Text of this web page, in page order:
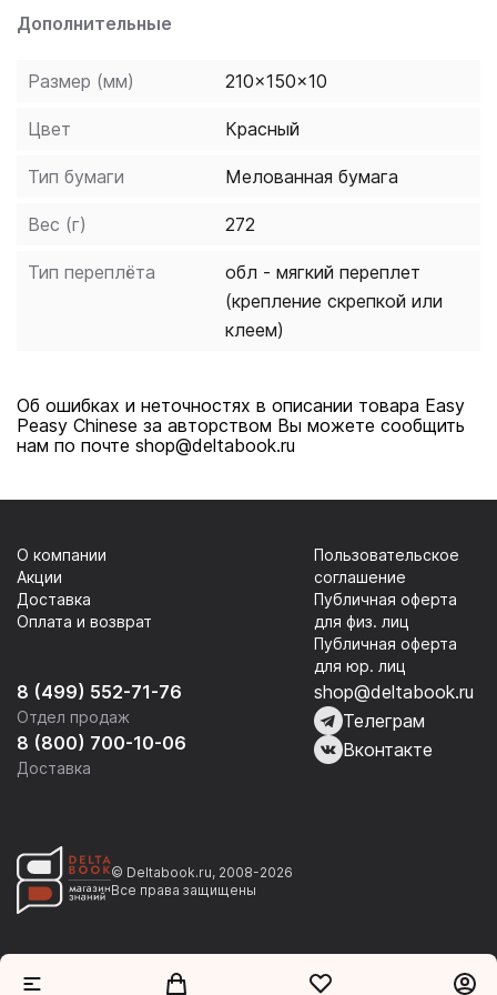
name, haggle over shop prices, and learn all about the
used to spell out Chinese characters using Roman
including more than 200 of the most frequently used
Chinese characters. Bold illustrations and photographs,
process of learning fun and accessible. There is no
Дополнительные
Размер (мм) 210x150x10
Цвет Красный
Тип бумаги Мелованная бумага
Вес (г) 272
Тип переплёта
обл - мягкий переплет
(крепление скрепкой или
клеем)
Об ошибках и неточностях в описании товара Easy
Peasy Chinese за авторством Вы можете сообщить
нам по почте shop@deltabook.ru
8 (499) 552-71-76
Отдел продаж
8 (800) 700-10-06
Доставка
О компании
Акции
Доставка
Оплата и возврат
Пользовательское
соглашение
Публичная оферта
для физ. лиц
Публичная оферта
для юр. лиц
shop@deltabook.ru
Телеграм
Вконтакте
© Deltabook.ru, 2008-2026
Все права защищены